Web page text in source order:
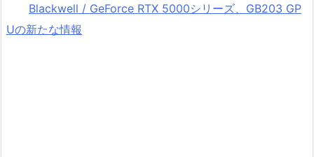
Blackwell / GeForce RTX 5000シリーズ、GB203 GP
Uの新たな情報